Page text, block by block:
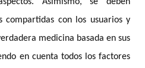
Asimismo, se deben
compartidas con los usuarios y
medicina basada en sus
en cuenta todos los factores